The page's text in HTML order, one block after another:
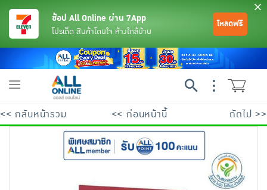
ช้อป All Online ผ่าน 7App
โปรเด็ด สินค้าโดนใจ ห้างใกล้บ้าน
โหลดฟรี
Toggle
<< กลับหน้ารวม << ก่อนหน้านี้ ถัดไป >>